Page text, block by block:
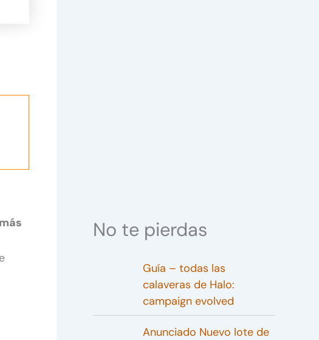
No te pierdas
Guía – todas las
calaveras de Halo:
campaign evolved
Anunciado Nuevo lote de